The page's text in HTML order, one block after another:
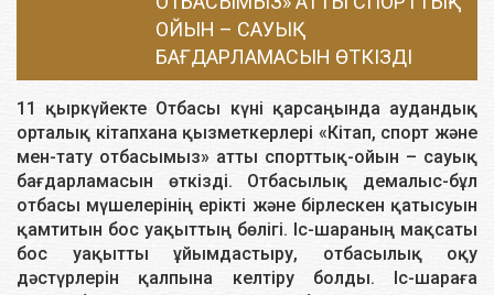
ОЙЫН – САУЫҚ
БАҒДАРЛАМАСЫН ӨТКІЗДІ
11 қыркүйекте Отбасы күні қарсаңында аудандық
орталық кітапхана қызметкерлері «Кітап, спорт және
мен-тату отбасымыз» атты спорттық-ойын – сауық
бағдарламасын өткізді. Отбасылық демалыс-бұл
отбасы мүшелерінің ерікті және бірлескен қатысуын
қамтитын бос уақыттың бөлігі. Іс-шараның мақсаты
бос уақытты ұйымдастыру, отбасылық оқу
дәстүрлерін қалпына келтіру болды. Іс-шараға